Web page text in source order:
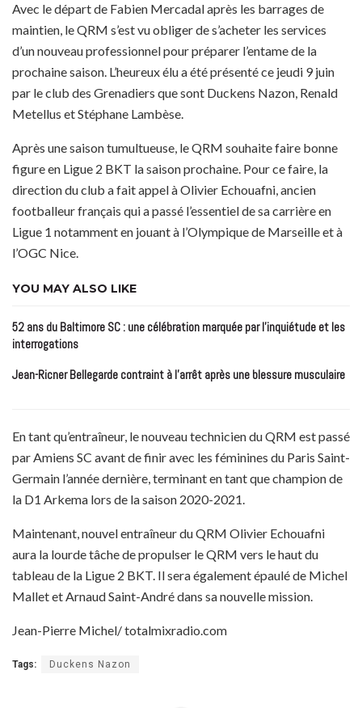
Avec le départ de Fabien Mercadal après les barrages de
maintien, le QRM s’est vu obliger de s’acheter les services
d’un nouveau professionnel pour préparer l’entame de la
prochaine saison. L’heureux élu a été présenté ce jeudi 9 juin
par le club des Grenadiers que sont Duckens Nazon, Renald
Metellus et Stéphane Lambèse.
Après une saison tumultueuse, le QRM souhaite faire bonne
figure en Ligue 2 BKT la saison prochaine. Pour ce faire, la
direction du club a fait appel à Olivier Echouafni, ancien
footballeur français qui a passé l’essentiel de sa carrière en
Ligue 1 notamment en jouant à l’Olympique de Marseille et à
l’OGC Nice.
YOU MAY ALSO LIKE
52 ans du Baltimore SC : une célébration marquée par l’inquiétude et les
interrogations
Jean-Ricner Bellegarde contraint à l’arrêt après une blessure musculaire
En tant qu’entraîneur, le nouveau technicien du QRM est passé
par Amiens SC avant de finir avec les féminines du Paris Saint-
Germain l’année dernière, terminant en tant que champion de
la D1 Arkema lors de la saison 2020-2021.
Maintenant, nouvel entraîneur du QRM Olivier Echouafni
aura la lourde tâche de propulser le QRM vers le haut du
tableau de la Ligue 2 BKT. Il sera également épaulé de Michel
Mallet et Arnaud Saint-André dans sa nouvelle mission.
Jean-Pierre Michel/ totalmixradio.com
Tags: Duckens Nazon